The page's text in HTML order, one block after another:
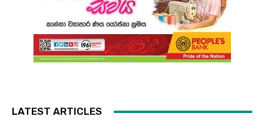
LATEST ARTICLES